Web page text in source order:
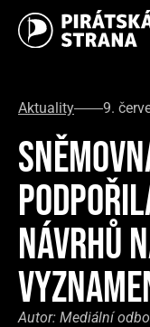
Aktuality 9.
NÁVRHŮ
Autor: Mediální